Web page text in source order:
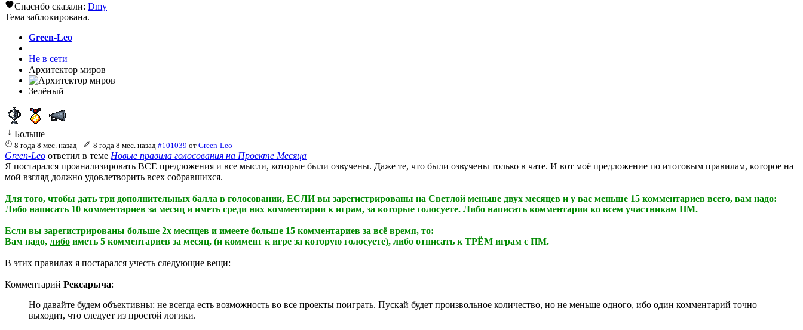
Спасибо сказали: Dmy
Тема заблокирована.
Green-Leo
Не в сети
Архитектор миров
Зелёный
Больше
8 года 8 мес. назад - 8 года 8 мес. назад #101039 от Green-Leo
Green-Leo ответил в теме Новые правила голосования на Проекте Месяца
Я постарался проанализировать ВСЕ предложения и все мысли, которые были озвучены. Даже те, что были озвучены только в чате. И вот моё предложение по итоговым правилам, которое на
мой взгляд должно удовлетворить всех собравшихся.
Для того, чтобы дать три дополнительных балла в голосовании, ЕСЛИ вы зарегистрированы на Светлой меньше двух месяцев и у вас меньше 15 комментариев всего, вам надо:
Либо написать 10 комментариев за месяц и иметь среди них комментарии к играм, за которые голосуете. Либо написать комментарии ко всем участникам ПМ.
Если вы зарегистрированы больше 2х месяцев и имеете больше 15 комментариев за всё время, то:
Вам надо, либо иметь 5 комментариев за месяц, (и коммент к игре за которую голосуете), либо отписать к ТРЁМ играм с ПМ.
В этих правилах я постарался учесть следующие вещи:
Комментарий Рексарыча:
Но давайте будем объективны: не всегда есть возможность во все проекты поиграть. Пускай будет произвольное количество, но не меньше одного, ибо один комментарий точно
выходит, что следует из простой логики.